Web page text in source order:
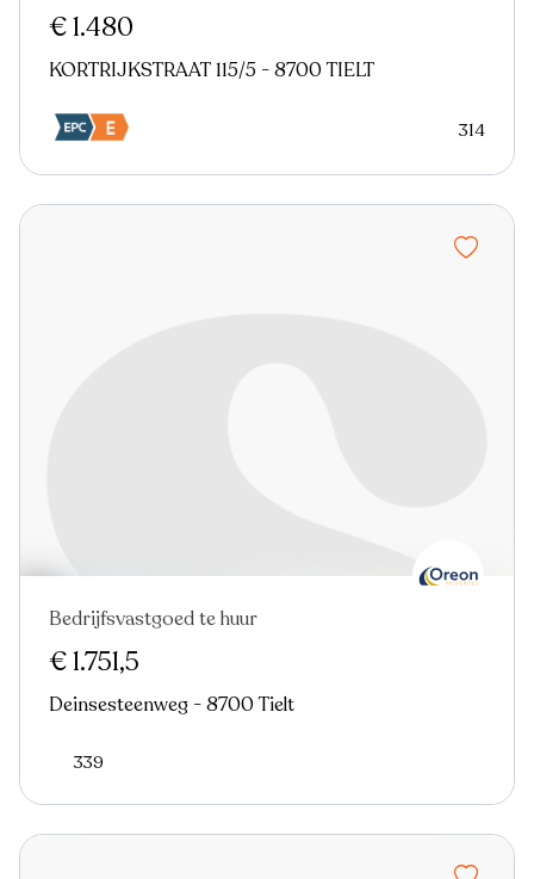
€ 1.480
KORTRIJKSTRAAT 115/5 - 8700 TIELT
314
Bedrijfsvastgoed te huur
€ 1.751,5
Deinsesteenweg - 8700 Tielt
339